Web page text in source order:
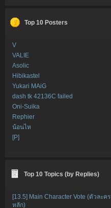
Top 10 Posters
V
VALIE
Asolic
Hibikastel
Yukari MAiG
dash tk 42136C failed
Oni-Suika
Rephier
น้อนไห
[P]
Top 10 Topics (by Replies)
[13.5] Main Character Vote (ตัวละคร
หลัก)